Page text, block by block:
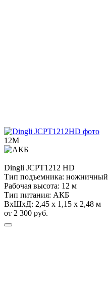
12М
Dingli JCPT1212 HD
Тип подъемника: ножничный
Рабочая высота: 12 м
Тип питания: АКБ
ВхШхД: 2,45 х 1,15 х 2,48 м
от 2 300 руб.